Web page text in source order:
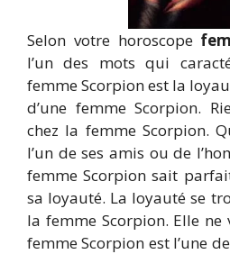
Selon votre horoscope
l’un des mots qui
femme Scorpion est la
d’une femme Scorpion.
chez la femme Scorpion.
l’un de ses amis ou de
femme Scorpion sait
sa loyauté. La loyauté se
la femme Scorpion. Elle
femme Scorpion est l’une